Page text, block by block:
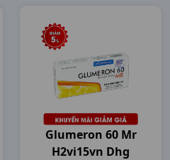
Glumeron 60 Mr
H2vi15vn Dhg